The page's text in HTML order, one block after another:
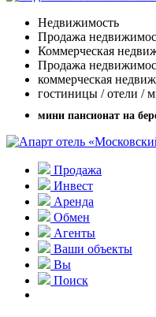
Недвижимость
Продажа
Коммерческая
Продажа
коммерческая
гостиницы / отели /
мини пансионат на
Продажа
Инвест
Аренда
Обмен
Агенты
Ваши объекты
Вы
Поиск